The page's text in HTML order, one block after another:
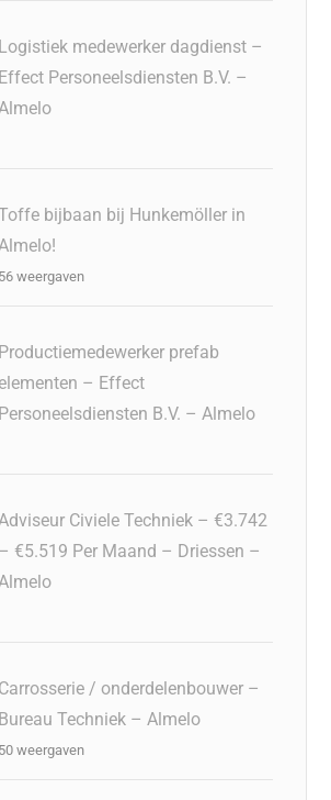
Logistiek medewerker dagdienst –
Effect Personeelsdiensten B.V. –
bijbaan bij Hunkemöller in
56 weergaven
Productiemedewerker prefab
elementen – Effect
Personeelsdiensten B.V. – Almelo
Civiele Techniek – €3.742
– €5.519 Per Maand – Driessen –
Carrosserie / onderdelenbouwer –
Bureau Techniek – Almelo
50 weergaven